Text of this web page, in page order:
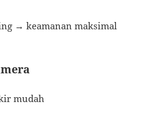
→ keamanan maksimal
mudah